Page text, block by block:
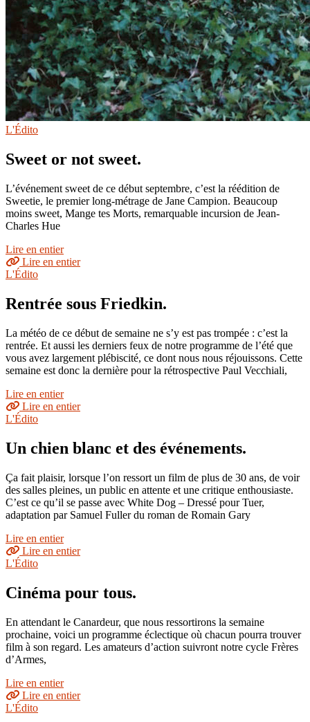
L'Édito
Sweet or not sweet.
L’événement sweet de ce début septembre, c’est la réédition de
Sweetie, le premier long-métrage de Jane Campion. Beaucoup
moins sweet, Mange tes Morts, remarquable incursion de Jean-
Charles Hue
Lire en entier
Lire en entier
L'Édito
Rentrée sous Friedkin.
La météo de ce début de semaine ne s’y est pas trompée : c’est la
rentrée. Et aussi les derniers feux de notre programme de l’été que
vous avez largement plébiscité, ce dont nous nous réjouissons. Cette
semaine est donc la dernière pour la rétrospective Paul Vecchiali,
Lire en entier
Lire en entier
L'Édito
Un chien blanc et des événements.
Ça fait plaisir, lorsque l’on ressort un film de plus de 30 ans, de voir
des salles pleines, un public en attente et une critique enthousiaste.
C’est ce qu’il se passe avec White Dog – Dressé pour Tuer,
adaptation par Samuel Fuller du roman de Romain Gary
Lire en entier
Lire en entier
L'Édito
Cinéma pour tous.
En attendant le Canardeur, que nous ressortirons la semaine
prochaine, voici un programme éclectique où chacun pourra trouver
film à son regard. Les amateurs d’action suivront notre cycle Frères
d’Armes,
Lire en entier
Lire en entier
L'Édito